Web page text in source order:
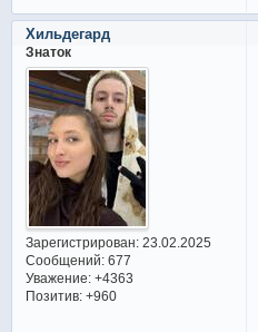
Хильдегард
Знаток
Зарегистрирован: 23.02.2025
Сообщений:677
Уважение: +4363
Позитив: +960